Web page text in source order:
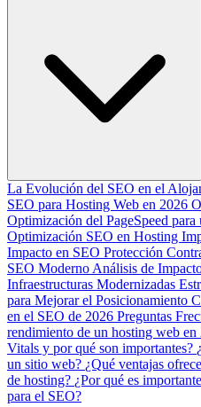
La Evolución del SEO en el
SEO para Hosting Web en 2026
Optimización del PageSpeed
Optimización SEO en Hosting
Impacto en SEO Protección
SEO Moderno Análisis de
Infraestructuras Modernizadas
para Mejorar el Posicionamiento
en el SEO de 2026 Preguntas
rendimiento de un hosting web en
Vitals y por qué son importantes?
un sitio web? ¿Qué ventajas
de hosting? ¿Por qué es
para el SEO?